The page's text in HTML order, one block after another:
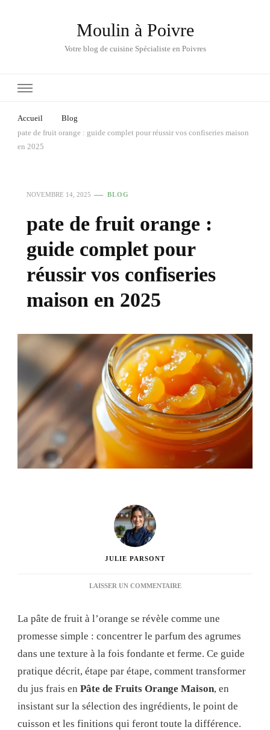
Moulin à Poivre
Votre blog de cuisine Spécialiste en Poivres
Accueil
Blog
pate de fruit orange : guide complet pour réussir vos confiseries maison
en 2025
NOVEMBRE 14, 2025 BLOG
pate de fruit orange :
guide complet pour
réussir vos confiseries
maison en 2025
JULIE PARSONT
LAISSER UN COMMENTAIRESUR
FRUIT
ORANGE
GUIDE
POUR
RÉUSSIR
CONFISERIES
MAISON
La pâte de fruit à l’orange se révèle comme une
promesse simple : concentrer le parfum des agrumes
dans une texture à la fois fondante et ferme. Ce guide
pratique décrit, étape par étape, comment transformer
du jus frais en Pâte de Fruits Orange Maison, en
insistant sur la sélection des ingrédients, le point de
cuisson et les finitions qui feront toute la différence.